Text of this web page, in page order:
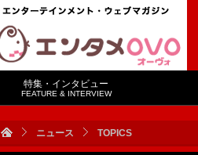
特集・インタビュー
FEATURE & INTERVIEW
ニュース TOPICS